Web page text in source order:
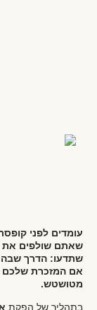
עומדים לפני
שאתם שולפים את
שתדעו: הדרך שבה
אם המזכרת שלכם
מטושטש.
בתהליך של הפקת